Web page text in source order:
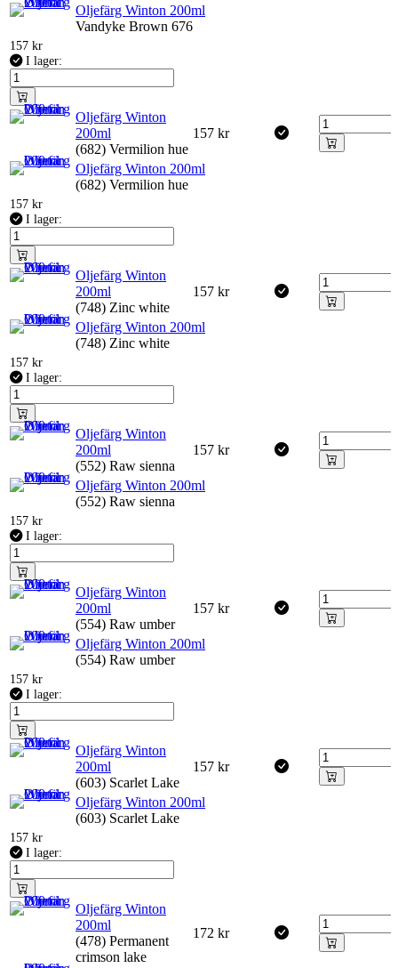
Oljefärg Winton 200ml
Vandyke Brown 676
157 kr
I lager:
Oljefärg Winton
200ml
(682) Vermilion hue
157 kr
Oljefärg Winton 200ml
(682) Vermilion hue
157 kr
I lager:
Oljefärg Winton
200ml
(748) Zinc white
157 kr
Oljefärg Winton 200ml
(748) Zinc white
157 kr
I lager:
Oljefärg Winton
200ml
(552) Raw sienna
157 kr
Oljefärg Winton 200ml
(552) Raw sienna
157 kr
I lager:
Oljefärg Winton
200ml
(554) Raw umber
157 kr
Oljefärg Winton 200ml
(554) Raw umber
157 kr
I lager:
Oljefärg Winton
200ml
(603) Scarlet Lake
157 kr
Oljefärg Winton 200ml
(603) Scarlet Lake
157 kr
I lager:
Oljefärg Winton
200ml
(478) Permanent
crimson lake
172 kr